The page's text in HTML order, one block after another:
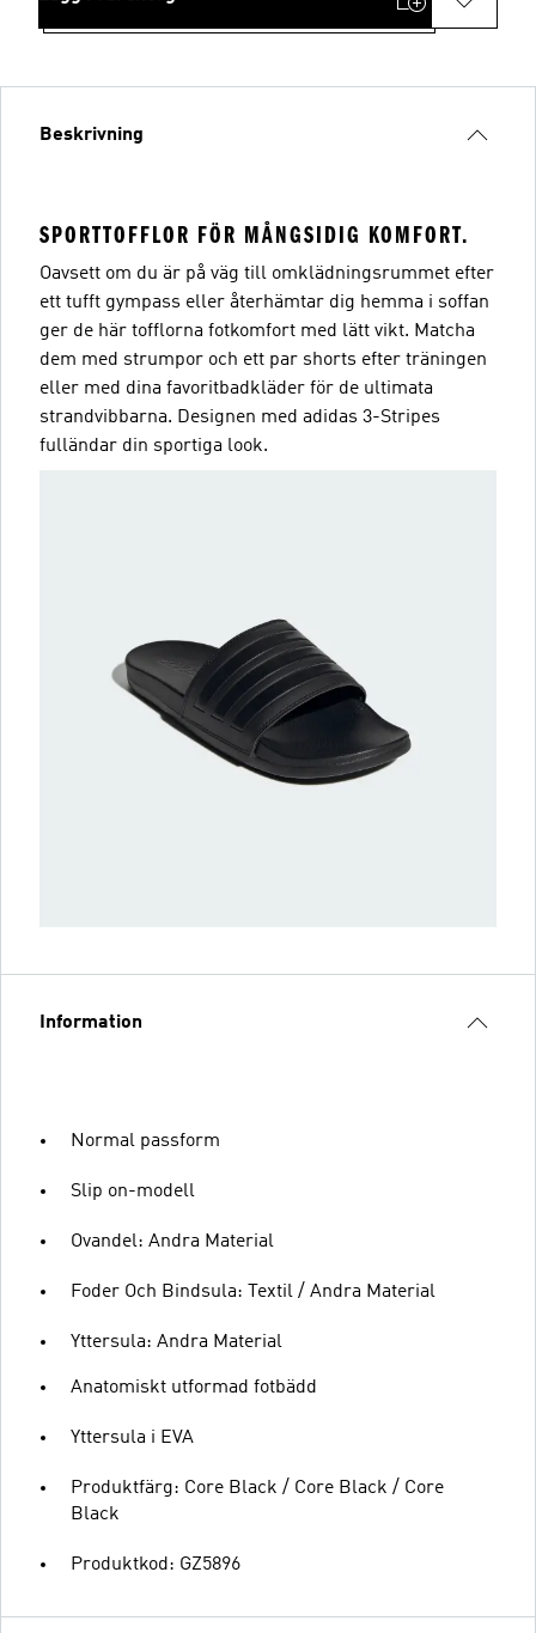
Beskrivning
SPORTTOFFLOR FÖR MÅNGSIDIG KOMFORT.
Oavsett om du är på väg till omklädningsrummet efter
ett tufft gympass eller återhämtar dig hemma i soffan
ger de här tofflorna fotkomfort med lätt vikt. Matcha
dem med strumpor och ett par shorts efter träningen
eller med dina favoritbadkläder för de ultimata
strandvibbarna. Designen med adidas 3-Stripes
fulländar din sportiga look.
Information
Normal passform
Slip on-modell
Ovandel: Andra Material
Foder Och Bindsula: Textil / Andra Material
Yttersula: Andra Material
Anatomiskt utformad fotbädd
Yttersula i EVA
Produktfärg: Core Black / Core Black / Core
Black
Produktkod: GZ5896